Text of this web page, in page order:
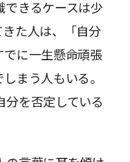
できるケースは少
た人は、「自分
でに一生懸命頑張
まう人もいる。
分を否定している